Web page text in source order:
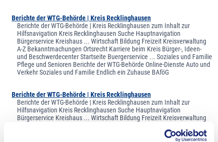
Berichte der WTG-Behörde | Kreis Recklinghausen
Berichte der WTG-Behörde | Kreis Recklinghausen zum Inhalt zur
Hilfsnavigation Kreis Recklinghausen Suche Hauptnavigation
Bürgerservice Kreishaus ... Wirtschaft Bildung Freizeit Kreisverwaltung
A-Z Bekanntmachungen Ortsrecht Karriere beim Kreis Bürger-, Ideen-
und Beschwerdecenter Startseite Buergerservice ... Soziales und Familie
Pflege und Senioren Berichte der WTG-Behörde Online-Dienste Auto und
Verkehr Soziales und Familie Endlich ein Zuhause BAföG
Berichte der WTG-Behörde | Kreis Recklinghausen
Berichte der WTG-Behörde | Kreis Recklinghausen zum Inhalt zur
Hilfsnavigation Kreis Recklinghausen Suche Hauptnavigation
Bürgerservice Kreishaus ... Wirtschaft Bildung Freizeit Kreisverwaltung
und Beschwerdecenter Startseite Buergerservice ... Soziales und Familie